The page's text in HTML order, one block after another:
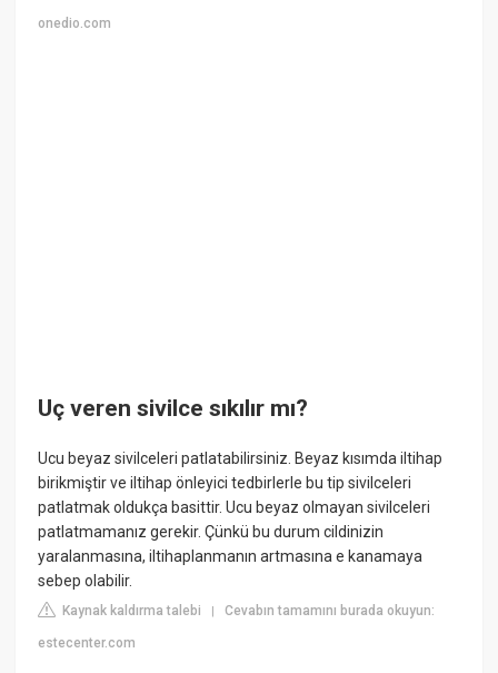
onedio.com
Uç veren sivilce sıkılır mı?
Ucu beyaz sivilceleri patlatabilirsiniz. Beyaz kısımda iltihap
birikmiştir ve iltihap önleyici tedbirlerle bu tip sivilceleri
patlatmak oldukça basittir. Ucu beyaz olmayan sivilceleri
patlatmamanız gerekir. Çünkü bu durum cildinizin
yaralanmasına, iltihaplanmanın artmasına e kanamaya
sebep olabilir.
Kaynak kaldırma talebi |Cevabın tamamını burada okuyun:
estecenter.com